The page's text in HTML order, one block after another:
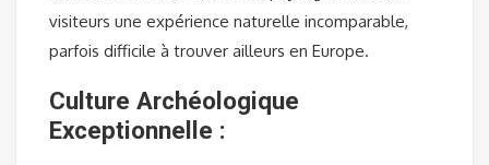
visiteurs une expérience naturelle incomparable,
parfois difficile à trouver ailleurs en Europe.
Culture Archéologique
Exceptionnelle :